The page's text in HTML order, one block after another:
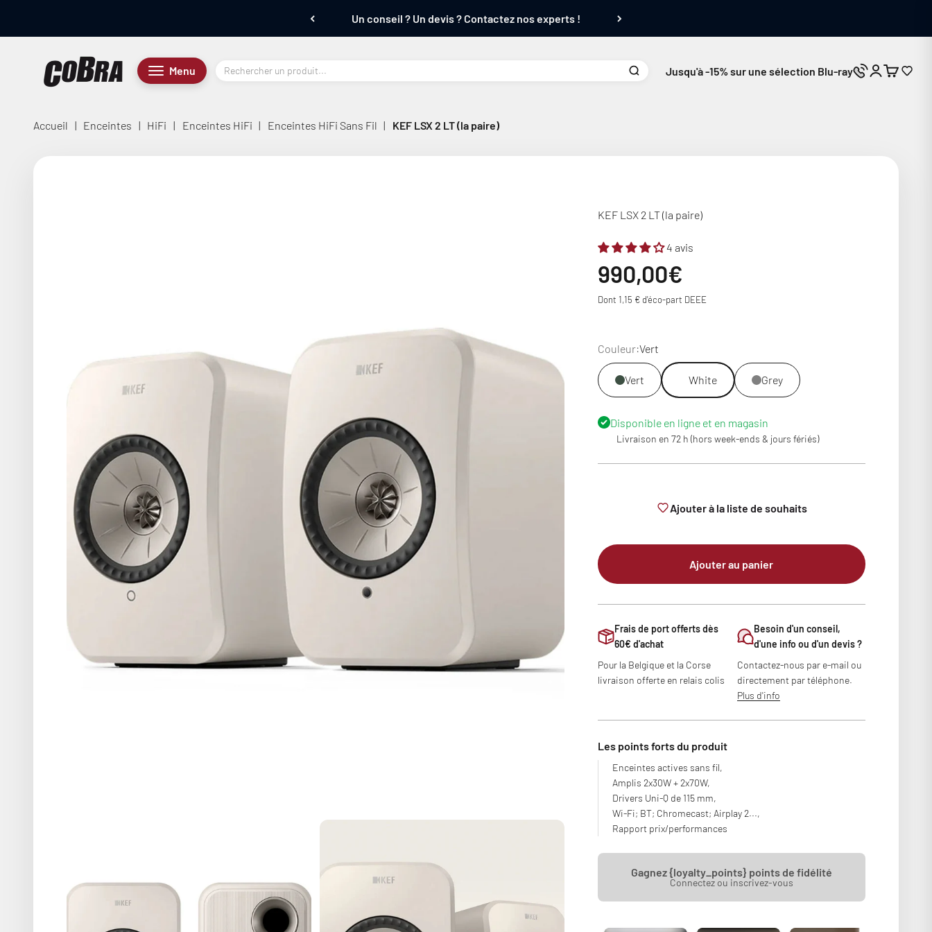
Un conseil ? Un devis ? Contactez nos experts !
Menu
Menu
Cobra.fr
Jusqu'à -15% sur une sélection Blu-ray Nous
Connexion
Panier
Accueil | Enceintes | HiFi | Enceintes HiFi | Enceintes HiFi Sans Fil | KEF LSX 2 LT (la paire)
KEF LSX 2 LT (la paire)
4 avis
Prix de vente
990,00€
Dont 1,15 € d'éco-part DEEE
Couleur:Vert
Vert White Grey
Disponible en ligne et en magasin
Livraison en 72 h (hors week-ends & jours fériés)
Ajouter à la liste de souhaits
Ajouter au panier
Frais de port offerts dès
60€ d'achat
Pour la Belgique et la Corse
livraison offerte en relais colis
Besoin d'un conseil,
d'une info ou d'un devis ?
Contactez-nous par e-mail ou
directement par téléphone.
Plus d'info
Les points forts du produit
Enceintes actives sans fil,
Amplis 2x30W + 2x70W,
Drivers Uni-Q de 115 mm,
Wi-Fi; BT; Chromecast; Airplay 2...,
Rapport prix/performances
Gagnez {loyalty_points} points de fidélité
Connectez ou inscrivez-vous